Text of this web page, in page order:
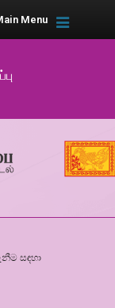
Menu
සඳහා